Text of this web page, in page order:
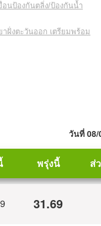
อนป้องกันตลิ่ง/ป้องกันน้ำ
ฝั่งตะวันออก เตรียมพร้อม